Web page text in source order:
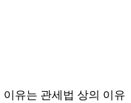
유는 관세법 상의 이유